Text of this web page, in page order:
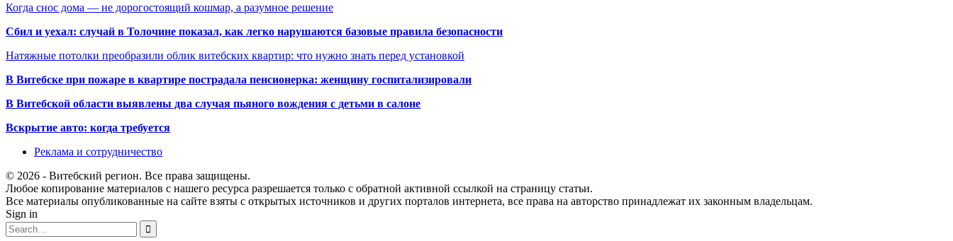
Когда снос дома — не дорогостоящий кошмар, а разумное решение
Сбил и уехал: случай в Толочине показал, как легко нарушаются базовые правила безопасности
Натяжные потолки преобразили облик витебских квартир: что нужно знать перед установкой
В Витебске при пожаре в квартире пострадала пенсионерка: женщину госпитализировали
В Витебской области выявлены два случая пьяного вождения с детьми в салоне
Вскрытие авто: когда требуется
Реклама и сотрудничество
© 2026 - Витебский регион. Все права защищены.
Любое копирование материалов с нашего ресурса разрешается только с обратной активной ссылкой на страницу статьи.
Все материалы опубликованные на сайте взяты с открытых источников и других порталов интернета, все права на авторство принадлежат их законным владельцам.
Sign in